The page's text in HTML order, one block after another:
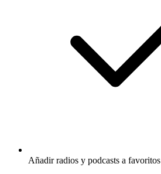
Añadir radios y podcasts a favoritos